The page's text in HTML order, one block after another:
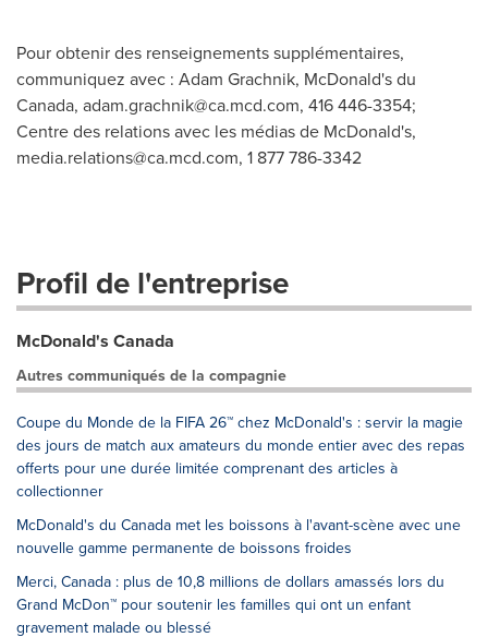
Pour obtenir des renseignements supplémentaires,
communiquez avec : Adam Grachnik, McDonald's du
Canada, adam.grachnik@ca.mcd.com, 416 446-3354;
Centre des relations avec les médias de McDonald's,
media.relations@ca.mcd.com, 1 877 786-3342
Profil de l'entreprise
McDonald's Canada
Autres communiqués de la compagnie
Coupe du Monde de la FIFA 26™ chez McDonald's : servir la magie
des jours de match aux amateurs du monde entier avec des repas
offerts pour une durée limitée comprenant des articles à
collectionner
McDonald's du Canada met les boissons à l'avant-scène avec une
nouvelle gamme permanente de boissons froides
Merci, Canada : plus de 10,8 millions de dollars amassés lors du
Grand McDon™ pour soutenir les familles qui ont un enfant
gravement malade ou blessé